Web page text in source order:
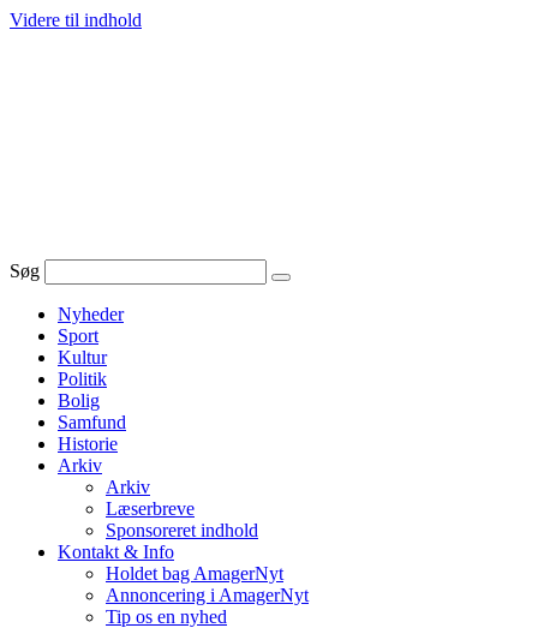
Videre til indhold
Søg
Nyheder
Sport
Kultur
Politik
Bolig
Samfund
Historie
Arkiv
Arkiv
Læserbreve
Sponsoreret indhold
Kontakt & Info
Holdet bag AmagerNyt
Annoncering i AmagerNyt
Tip os en nyhed